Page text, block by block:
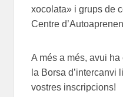
xocolata» i grups de
Centre
A més a més, avui ha
la Borsa d’intercanvi
vostres inscripcions!